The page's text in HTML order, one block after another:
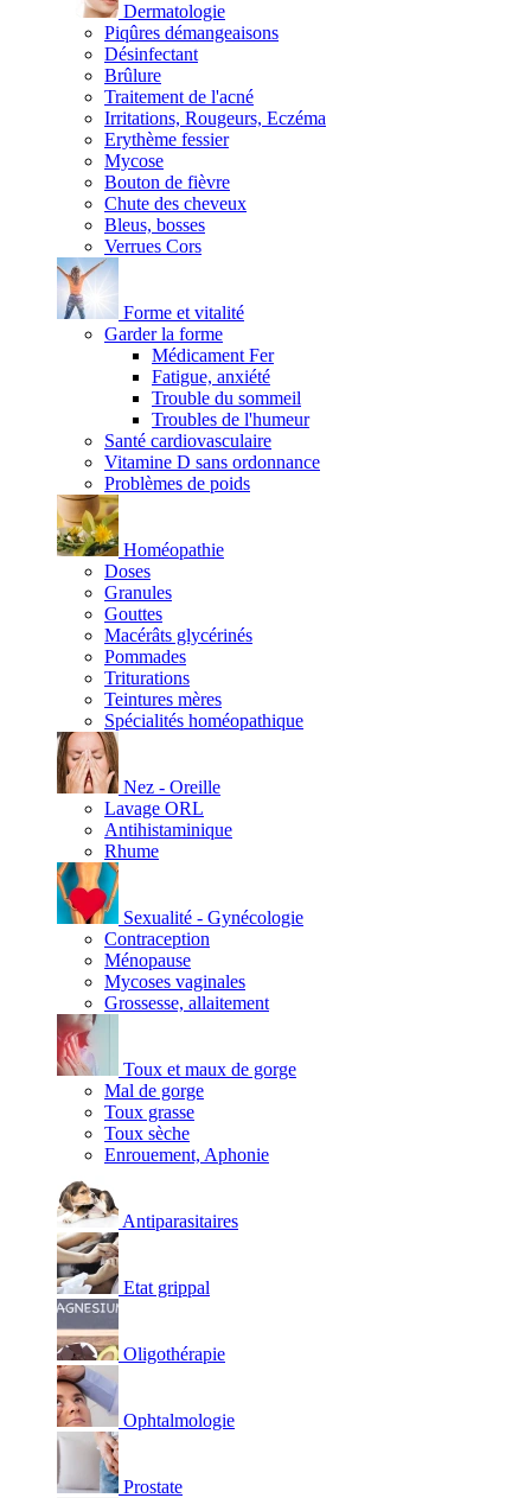
Dermatologie
Piqûres démangeaisons
Désinfectant
Brûlure
Traitement de l'acné
Irritations, Rougeurs, Eczéma
Erythème fessier
Mycose
Bouton de fièvre
Chute des cheveux
Bleus, bosses
Verrues Cors
Forme et vitalité
Garder la forme
Médicament Fer
Fatigue, anxiété
Trouble du sommeil
Troubles de l'humeur
Santé cardiovasculaire
Vitamine D sans ordonnance
Problèmes de poids
Homéopathie
Doses
Granules
Gouttes
Macérâts glycérinés
Pommades
Triturations
Teintures mères
Spécialités homéopathique
Nez - Oreille
Lavage ORL
Antihistaminique
Rhume
Sexualité - Gynécologie
Contraception
Ménopause
Mycoses vaginales
Grossesse, allaitement
Toux et maux de gorge
Mal de gorge
Toux grasse
Toux sèche
Enrouement, Aphonie
Antiparasitaires
Etat grippal
Oligothérapie
Ophtalmologie
Prostate